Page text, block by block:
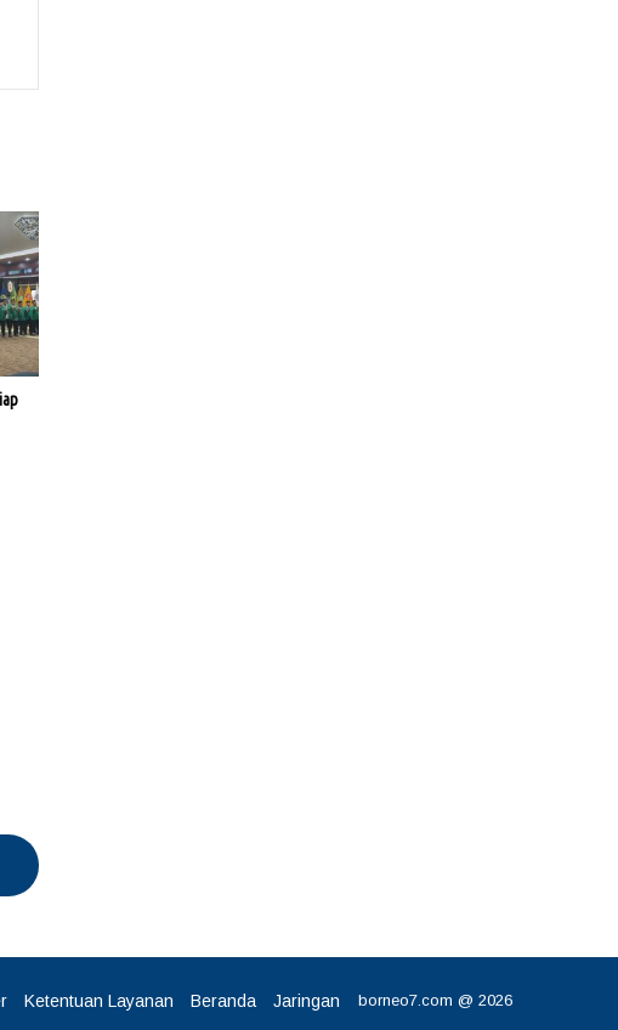
borneo7.com @ 2026
Ketentuan Layanan Beranda Jaringan